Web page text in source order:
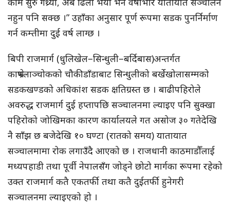
नहुन पनि सक्छ ।” उहाँका अनुसार पूर्ण रूपमा सडक पुनर्निर्माण
गर्न कम्तीमा दुई वर्ष लाग्छ ।
बिपी राजमार्ग (धुलिखेल–सिन्धुली–बर्दिबास)अन्तर्गत
काभ्रेपलाञ्चोकको चौकीडाँडाबाट सिन्धुलीको बर्खेखोलासम्मको
सडकखण्डको अधिकांश सडक क्षतिग्रस्त छ । बाढीपहिरोले
अवरुद्ध राजमार्ग दुई हप्तापछि सञ्चालनमा ल्याइए पनि सुक्खा
पहिरोको जोखिमका कारण कार्यालयले गत असोज ३० गतेदेखि
नै साँझ छ बजेदेखि १० घण्टा (रातको समय) यातायात
सञ्चालमामा रोक लगाउँदै आएको छ । राजधानी काठमाडौँलाई
मध्यपहाडी तथा पूर्वी नेपालसँग जोड्ने छोटो मार्गका रूपमा रहेको
उक्त राजमार्ग कतै एकतर्फी तथा कतै दुईतर्फी हुनेगरी
सञ्चालनमा ल्याइएको हो ।